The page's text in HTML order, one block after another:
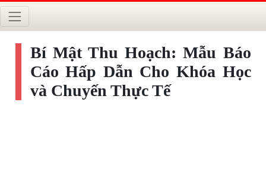
Bí Mật Thu Hoạch: Mẫu Báo
Cáo Hấp Dẫn Cho Khóa Học
và Chuyến Thực Tế